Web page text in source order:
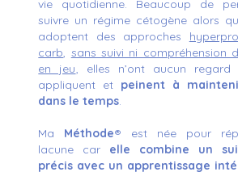
vie quotidienne. Beaucoup de
suivre un régime cétogène alors
adoptent des approches
carb, sans suivi ni compréhension
en jeu, elles n’ont aucun regard
appliquent et peinent à
dans le temps.
Ma Méthode® est née pour
lacune car elle combine un
précis avec un apprentissage